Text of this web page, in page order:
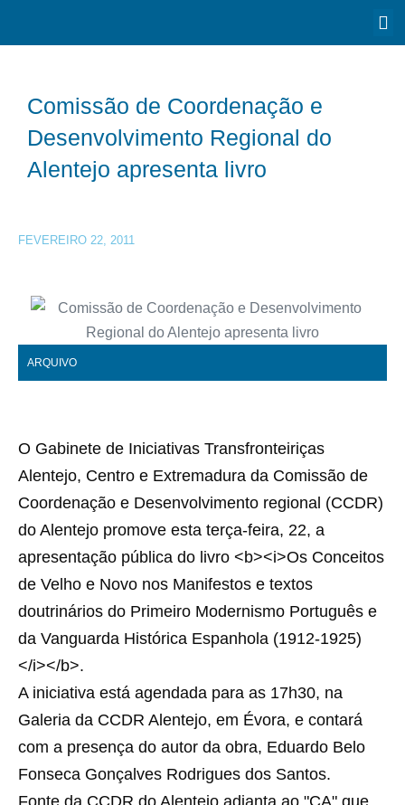
Comissão de Coordenação e
Desenvolvimento Regional do
Alentejo apresenta livro
FEVEREIRO 22, 2011
ARQUIVO
O Gabinete de Iniciativas Transfronteiriças
Alentejo, Centro e Extremadura da Comissão de
Coordenação e Desenvolvimento regional (CCDR)
do Alentejo promove esta terça-feira, 22, a
apresentação pública do livro <b><i>Os Conceitos
de Velho e Novo nos Manifestos e textos
doutrinários do Primeiro Modernismo Português e
da Vanguarda Histórica Espanhola (1912-1925)
</i></b>.
A iniciativa está agendada para as 17h30, na
Galeria da CCDR Alentejo, em Évora, e contará
com a presença do autor da obra, Eduardo Belo
Fonseca Gonçalves Rodrigues dos Santos.
Fonte da CCDR do Alentejo adianta ao "CA" que